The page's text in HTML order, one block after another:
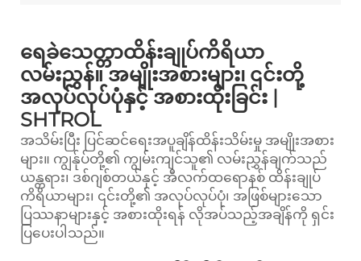
ရေခဲသေတ္တာထိန်းချုပ်ကိရိယာ
လမ်းညွှန်။ အမျိုးအစားများ၊ ၎င်းတို့
အလုပ်လုပ်ပုံနှင့် အစားထိုးခြင်း |
SHTROL
အသိမ်းပြီး ပြင်ဆင်ရေးအပူချိန်ထိန်းသိမ်းမှု အမျိုးအစား
များ။ ကျွန်ုပ်တို့၏ ကျွမ်းကျင်သူ၏ လမ်းညွှန်ချက်သည်
ယန္တရား၊ ဒစ်ဂျစ်တယ်နှင့် အီလက်ထရောနစ် ထိန်းချုပ်
ကိရိယာများ၊ ၎င်းတို့၏ အလုပ်လုပ်ပုံ၊ အဖြစ်များသော
ပြဿနာများနှင့် အစားထိုးရန် လိုအပ်သည့်အချိန်ကို ရှင်း
ပြပေးပါသည်။